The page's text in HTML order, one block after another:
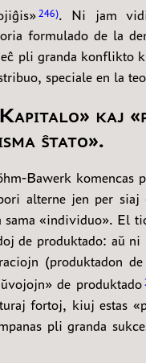
246 . Ni jam
formulado de la
pli granda konflikto
speciale en la
kaj
ŝtato».
Bawerk komencas
alterne jen per siaj
«individuo». El
de produktado: aŭ
(produktadon
de produktado
fortoj, kiuj estas
pli granda